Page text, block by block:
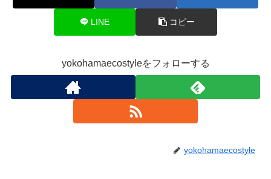
LINE コピー
yokohamaecostyleをフォローする
yokohamaecostyle